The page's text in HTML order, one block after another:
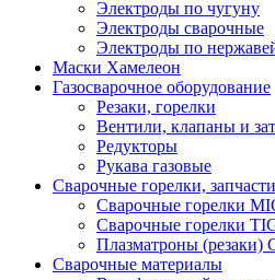
Электроды по чугуну
Электроды сварочные
Электроды по
Маски Хамелеон
Газосварочное оборудование
Резаки, горелки
Вентили, клапаны и
Редукторы
Рукава газовые
Сварочные горелки,
Сварочные горелки
Сварочные горелки
Плазматроны (резаки)
Сварочные материалы